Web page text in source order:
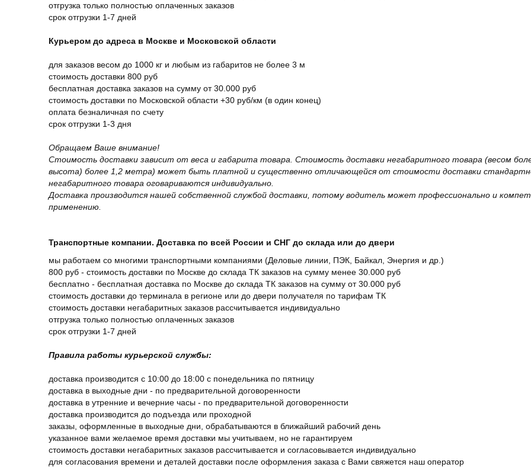
отгрузка только полностью оплаченных заказов
срок отгрузки 1-7 дней
Курьером до адреса в Москве и Московской области
для заказов весом до 1000 кг и любым из габаритов не более 3 м
стоимость доставки 800 руб
бесплатная доставка заказов на сумму от 30.000 руб
стоимость доставки по Московской области +30 руб/км (в один конец)
оплата безналичная по счету
срок отгрузки 1-3 дня
Обращаем Ваше внимание!
Стоимость доставки зависит от веса и габарита товара. Стоимость доставки негабаритного товара (весом
высота) более 1,2 метра) может быть платной и существенно отличающейся от стоимости доставки
негабаритного товара оговариваются индивидуально.
Доставка производится нашей собственной службой доставки, потому водитель может профессионально и
применению.
Транспортные компании. Доставка по всей России и СНГ до склада или до двери
мы работаем со многими транспортными компаниями (Деловые линии, ПЭК, Байкал, Энергия и др.)
800 руб - стоимость доставки по Москве до склада ТК заказов на сумму менее 30.000 руб
бесплатно - бесплатная доставка по Москве до склада ТК заказов на сумму от 30.000 руб
стоимость доставки до терминала в регионе или до двери получателя по тарифам ТК
стоимость доставки негабаритных заказов рассчитывается индивидуально
отгрузка только полностью оплаченных заказов
срок отгрузки 1-7 дней
Правила работы курьерской службы:
доставка производится с 10:00 до 18:00 с понедельника по пятницу
доставка в выходные дни - по предварительной договоренности
доставка в утренние и вечерние часы - по предварительной договоренности
доставка производится до подъезда или проходной
заказы, оформленные в выходные дни, обрабатываются в ближайший рабочий день
указанное вами желаемое время доставки мы учитываем, но не гарантируем
стоимость доставки негабаритных заказов рассчитывается и согласовывается индивидуально
для согласования времени и деталей доставки после оформления заказа с Вами свяжется наш оператор